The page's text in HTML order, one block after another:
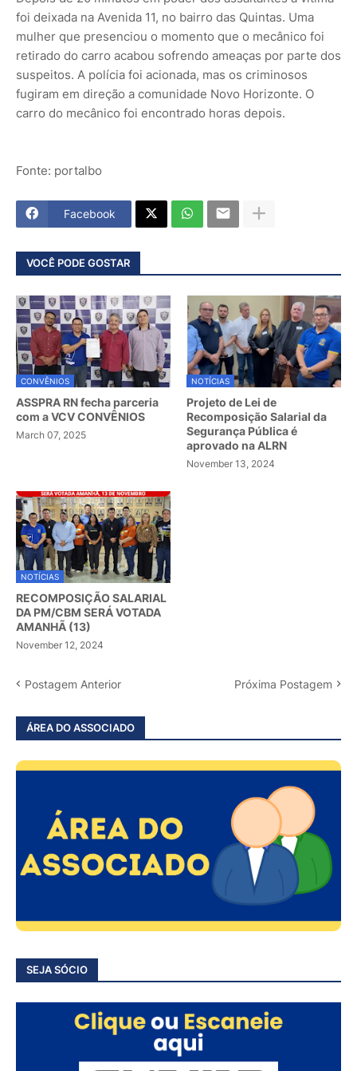
foi deixada na Avenida 11, no bairro das Quintas. Uma
mulher que presenciou o momento que o mecânico foi
retirado do carro acabou sofrendo ameaças por parte dos
suspeitos. A polícia foi acionada, mas os criminosos
fugiram em direção a comunidade Novo Horizonte. O
carro do mecânico foi encontrado horas depois.
Fonte: portalbo
Facebook
VOCÊ PODE GOSTAR
CONVÊNIOS
ASSPRA RN fecha parceria
com a VCV CONVÊNIOS
March 07, 2025
NOTÍCIAS
Projeto de Lei de
Recomposição Salarial da
Segurança Pública é
aprovado na ALRN
November 13, 2024
NOTÍCIAS
RECOMPOSIÇÃO SALARIAL
DA PM/CBM SERÁ VOTADA
AMANHÃ (13)
November 12, 2024
Postagem Anterior Próxima Postagem
ÁREA DO ASSOCIADO
SEJA SÓCIO